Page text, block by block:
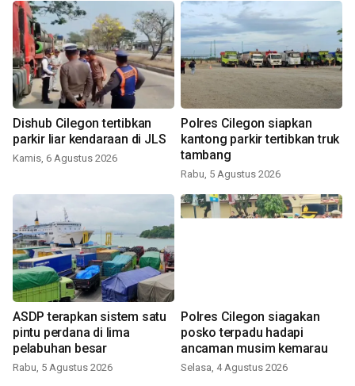
Dishub Cilegon tertibkan
parkir liar kendaraan di JLS
Kamis, 6 Agustus 2026
Polres Cilegon siapkan
kantong parkir tertibkan truk
tambang
Rabu, 5 Agustus 2026
ASDP terapkan sistem satu
pintu perdana di lima
pelabuhan besar
Rabu, 5 Agustus 2026
Polres Cilegon siagakan
posko terpadu hadapi
ancaman musim kemarau
Selasa, 4 Agustus 2026